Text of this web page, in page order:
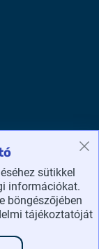
sütikkel
információkat.
böngészőjében
tájékoztatóját
le a google play-